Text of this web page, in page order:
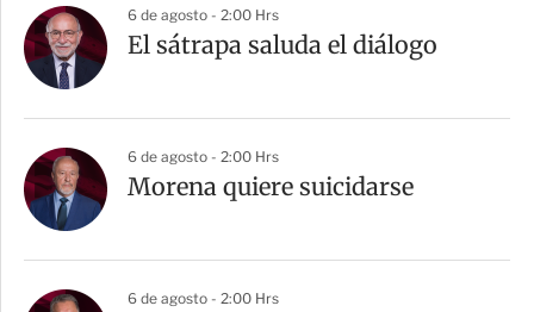
6 de agosto - 2:00 Hrs
El sátrapa saluda el diálogo
6 de agosto - 2:00 Hrs
Morena quiere suicidarse
6 de agosto - 2:00 Hrs